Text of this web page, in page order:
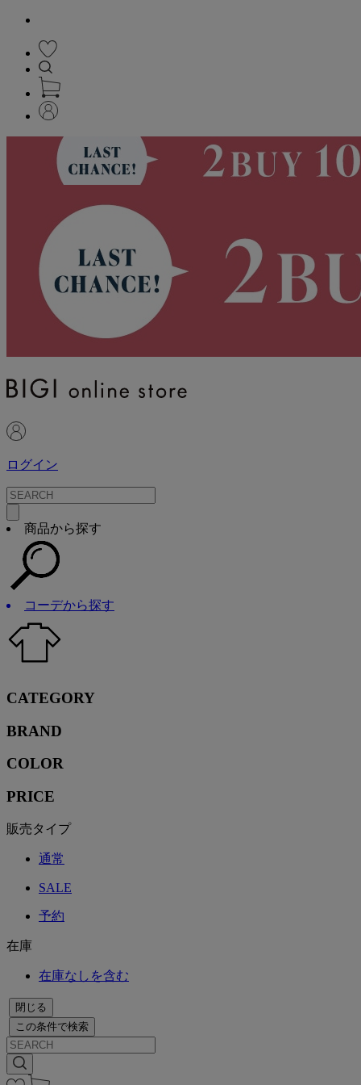
ログイン
商品から探す
コーデから探す
CATEGORY
BRAND
COLOR
PRICE
販売タイプ
通常
SALE
予約
在庫
在庫なしを含む
閉じる
この条件で検索